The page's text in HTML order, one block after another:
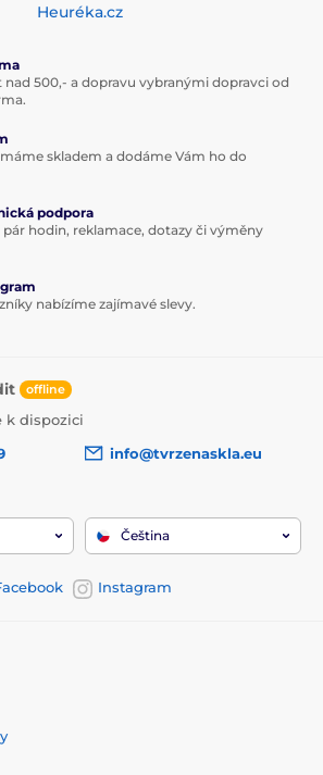
Heuréka.cz
nad 500,- a dopravu vybranými dopravci od
skladem a dodáme Vám ho do
podpora
pár hodin, reklamace, dotazy či výměny
nabízíme zajímavé slevy.
offline
k dispozici
info@tvrzenaskla.eu
Čeština
Instagram